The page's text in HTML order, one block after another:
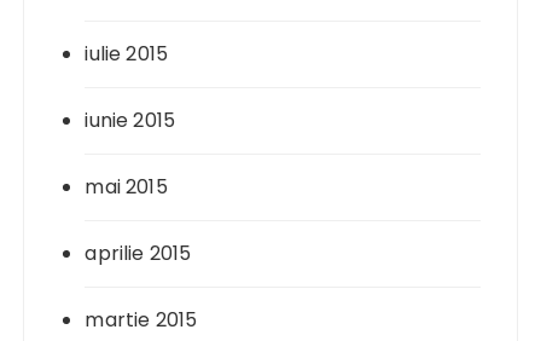
iulie 2015
iunie 2015
mai 2015
aprilie 2015
martie 2015